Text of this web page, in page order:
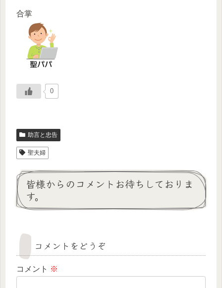
合掌
0
助言と忠告
聖夫婦
皆様からのコメントお待ちしておりま
す。
コメントをどうぞ
コメント ※